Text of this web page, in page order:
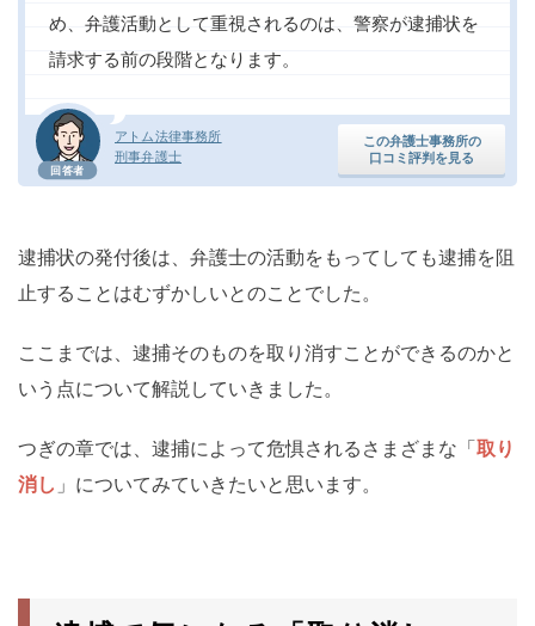
回答者
アトム法律事務所
刑事弁護士
この弁護士事務所の
口コミ評判を見る
め、弁護活動として重視されるのは、警察が逮捕状を
請求する前の段階となります。
逮捕状の発付後は、弁護士の活動をもってしても逮捕を阻
止することはむずかしいとのことでした。
ここまでは、逮捕そのものを取り消すことができるのかと
いう点について解説していきました。
つぎの章では、逮捕によって危惧されるさまざまな「 取り
消し 」についてみていきたいと思います。